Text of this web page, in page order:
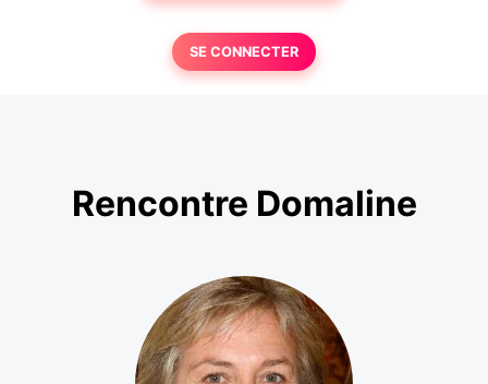
SE CONNECTER
Rencontre Domaline